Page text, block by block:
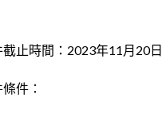
截止時間：2023年11月20日
件：